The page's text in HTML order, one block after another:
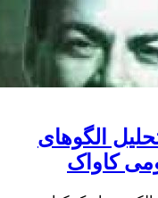
الگوهای
کاواک